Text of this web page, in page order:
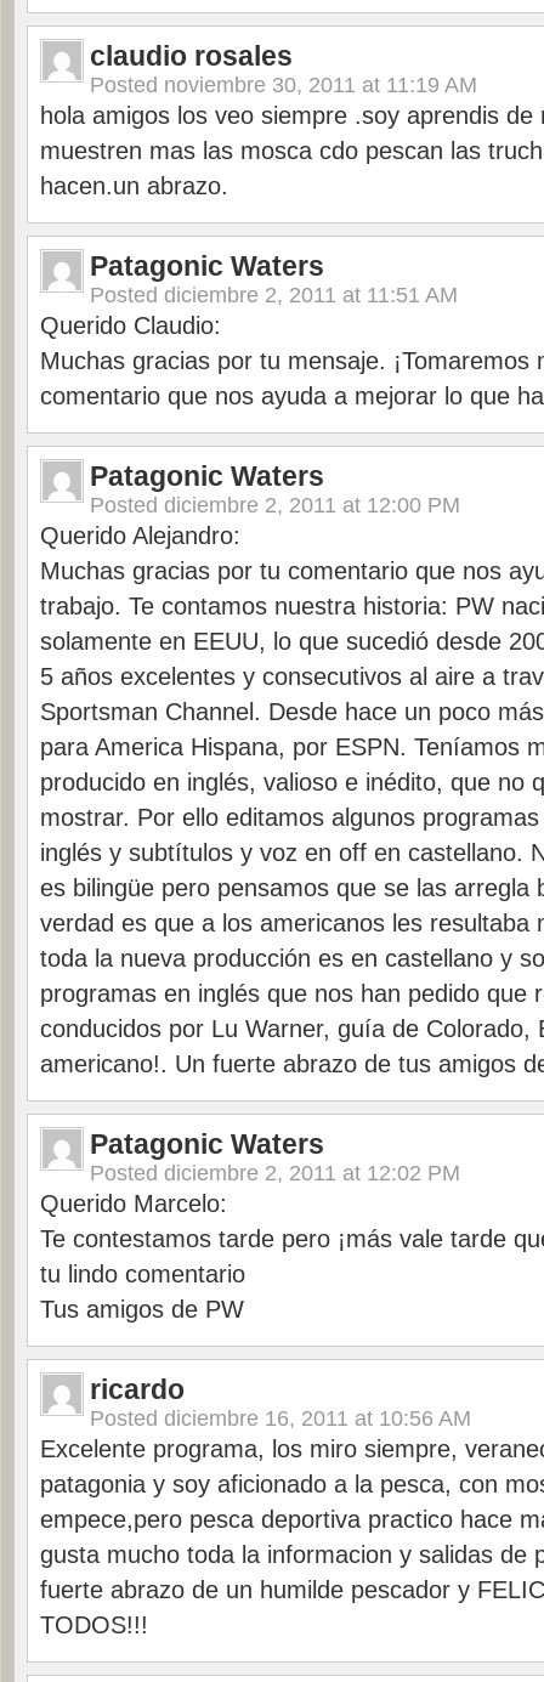
claudio rosales
Posted noviembre 30, 2011 at 11:19 AM
hola amigos los veo siempre .soy aprendis de
muestren mas las mosca cdo pescan las
hacen.un abrazo.
Patagonic Waters
Posted diciembre 2, 2011 at 11:51 AM
Querido Claudio:
Muchas gracias por tu mensaje. ¡Tomaremos
comentario que nos ayuda a mejorar lo que
Patagonic Waters
Posted diciembre 2, 2011 at 12:00 PM
Querido Alejandro:
Muchas gracias por tu comentario que nos
trabajo. Te contamos nuestra historia: PW
solamente en EEUU, lo que sucedió desde
5 años excelentes y consecutivos al aire a
Sportsman Channel. Desde hace un poco
para America Hispana, por ESPN. Teníamos
producido en inglés, valioso e inédito, que no
mostrar. Por ello editamos algunos
inglés y subtítulos y voz en off en castellano.
es bilingüe pero pensamos que se las arregla
verdad es que a los americanos les resultaba
toda la nueva producción es en castellano y
programas en inglés que nos han pedido que
conducidos por Lu Warner, guía de Colorado,
americano!. Un fuerte abrazo de tus amigos
Patagonic Waters
Posted diciembre 2, 2011 at 12:02 PM
Querido Marcelo:
Te contestamos tarde pero ¡más vale tarde
tu lindo comentario
Tus amigos de PW
ricardo
Posted diciembre 16, 2011 at 10:56 AM
Excelente programa, los miro siempre,
patagonia y soy aficionado a la pesca, con
empece,pero pesca deportiva practico hace
gusta mucho toda la informacion y salidas de
fuerte abrazo de un humilde pescador y
TODOS!!!